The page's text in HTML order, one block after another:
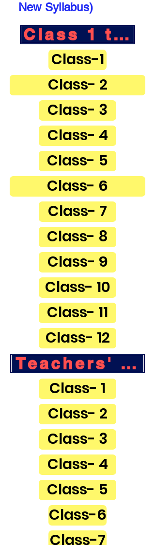
New Syllabus)
Class 1 to
Class-1
Class- 2
Class- 3
Class- 4
Class- 5
Class- 6
Class- 7
Class- 8
Class- 9
Class- 10
Class- 11
Class- 12
Class- 1
Class- 2
Class- 3
Class- 4
Class- 5
Class-6
Class-7